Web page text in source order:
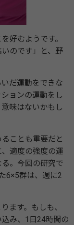
好むようです。
のです」と、野
だ運動をできな
ョンの運動をし
味はないかもし
ことも重要だと
適度の強度の運
。今回の研究で
6×5群は、週に2
ます。もしも、
み、1日24時間の